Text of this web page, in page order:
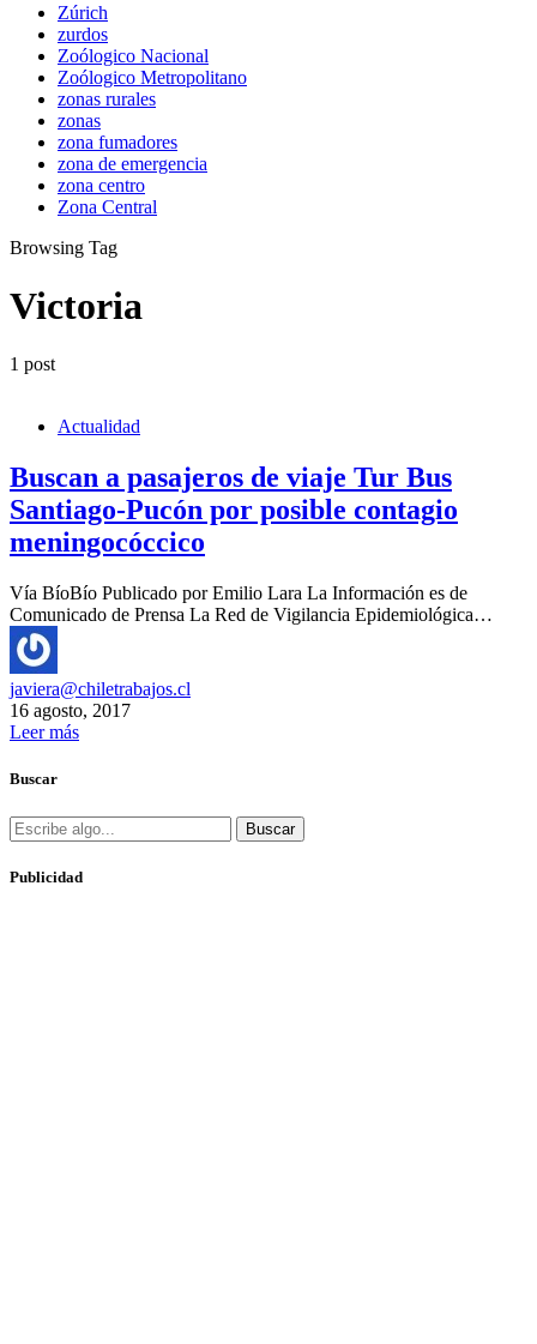
Zúrich
zurdos
Zoólogico Nacional
Zoólogico Metropolitano
zonas rurales
zonas
zona fumadores
zona de emergencia
zona centro
Zona Central
Browsing Tag
Victoria
1 post
Actualidad
Buscan a pasajeros de viaje Tur Bus
Santiago-Pucón por posible contagio
meningocóccico
Vía BíoBío Publicado por Emilio Lara La Información es de
Comunicado de Prensa La Red de Vigilancia Epidemiológica…
javiera@chiletrabajos.cl
16 agosto, 2017
Leer más
Buscar
Buscar
Publicidad